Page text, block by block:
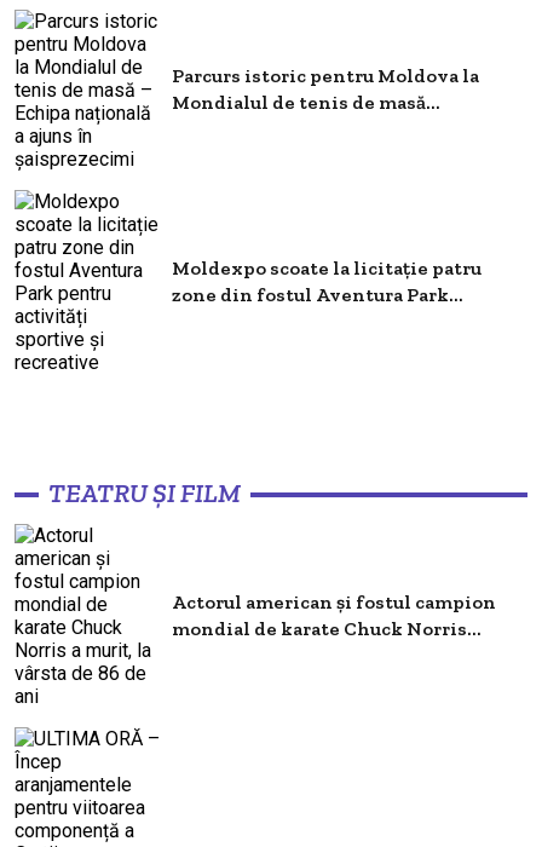
Parcurs istoric pentru Moldova la
Mondialul de tenis de masă...
Moldexpo scoate la licitație patru
zone din fostul Aventura Park...
TEATRU ȘI FILM
Actorul american și fostul campion
mondial de karate Chuck Norris...